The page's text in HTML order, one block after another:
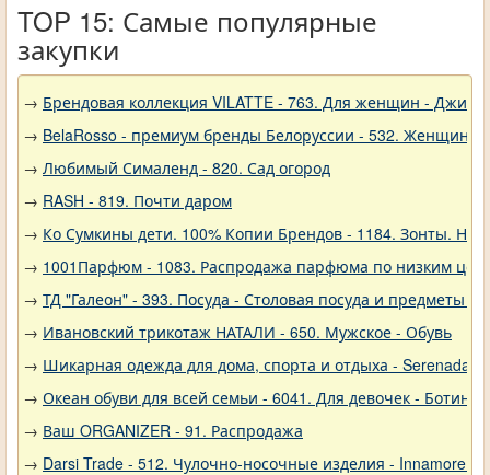
TOP 15: Самые популярные
закупки
→ Брендовая коллекция VILATTE - 763. Для женщин -
→ BelaRosso - премиум бренды Белоруссии - 532.
→ Любимый Сималенд - 820. Сад огород
→ RASH - 819. Почти даром
→ Ко Сумкины дети. 100% Копии Брендов - 1184. Зонты.
→ 1001Парфюм - 1083. Распродажа парфюма по низким
→ ТД "Галеон" - 393. Посуда - Столовая посуда и предметы
→ Ивановский трикотаж НАТАЛИ - 650. Мужское - Обувь
→ Шикарная одежда для дома, спорта и отдыха - Serenada
→ Океан обуви для всей семьи - 6041. Для девочек - Ботинки
→ Ваш ORGANIZER - 91. Распродажа
→ Darsi Trade - 512. Чулочно-носочные изделия - Innamore